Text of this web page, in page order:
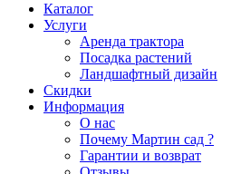
Каталог
Услуги
Аренда трактора
Посадка растений
Ландшафтный дизайн
Скидки
Информация
О нас
Почему Мартин сад ?
Гарантии и возврат